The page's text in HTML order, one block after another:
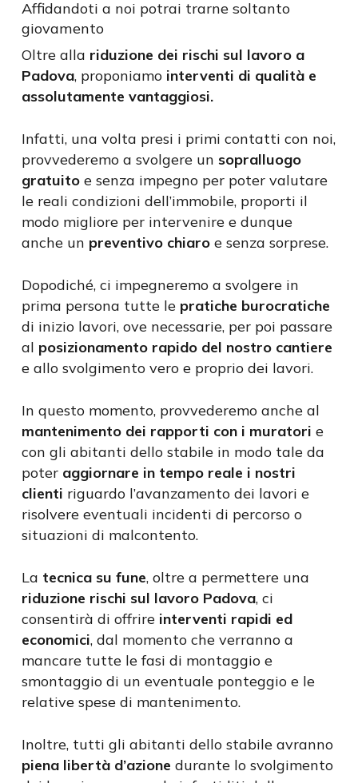
Affidandoti a noi potrai trarne soltanto
giovamento
Oltre alla riduzione dei rischi sul lavoro a
Padova, proponiamo interventi di qualità e
assolutamente vantaggiosi.
Infatti, una volta presi i primi contatti con noi,
provvederemo a svolgere un sopralluogo
gratuitoe senza impegno per poter valutare
le reali condizioni dell’immobile, proporti il
modo migliore per intervenire e dunque
anche un preventivo chiaroe senza sorprese.
Dopodiché, ci impegneremo a svolgere in
prima persona tutte le pratiche burocratiche
di inizio lavori, ove necessarie, per poi passare
al posizionamento rapido del nostro cantiere
e allo svolgimento vero e proprio dei lavori.
In questo momento, provvederemo anche al
mantenimento dei rapporti con i muratori e
con gli abitanti dello stabile in modo tale da
poter aggiornare in tempo reale i nostri
clienti riguardo l’avanzamento dei lavori e
risolvere eventuali incidenti di percorso o
situazioni di malcontento.
La tecnica su fune, oltre a permettere una
riduzione rischi sul lavoro Padova, ci
consentirà di offrire interventi rapidi ed
economici, dal momento che verranno a
mancare tutte le fasi di montaggio e
smontaggio di un eventuale ponteggio e le
relative spese di mantenimento.
Inoltre, tutti gli abitanti dello stabile avranno
piena libertà d’azione durante lo svolgimento